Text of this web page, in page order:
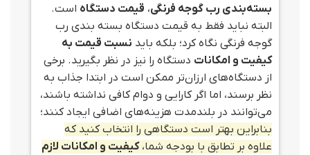
بسته‌بندی رب گوجه فرنگی، قیمت دستگاه است.
البته نباید فقط به قیمت دستگاه بسته بندی رب
گوجه فرنگی نگاه کرد؛ بلکه باید نسبت قیمت به
کیفیت و امکانات دستگاه را نیز در نظر بگیرید. برخی
از دستگاه‌های ارزان‌تر ممکن است در ابتدا جذاب به
نظر برسند، اما اگر کارایی و دوام کافی نداشته باشند،
می‌توانند در بلندمدت هزینه‌های اضافی ایجاد کنند؛
بنابراین بهتر است دستگاهی را انتخاب کنید که
علاوه بر تطابق با بودجه شما،کیفیت و امکانات لازم